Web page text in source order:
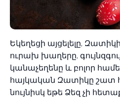
Եկեղեցի այցելելը,
ուրախ խաղերը,
կանաչեղենը և բոլոր
հայկական Զատիկը շատ
նույնիսկ եթե Ձեզ չի